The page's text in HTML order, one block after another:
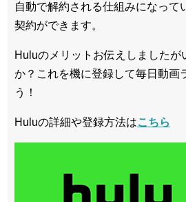
自動で解約される仕組みになって
契約ができます。
Huluのメリットお伝えしましたが
か？これを機に登録して毎日動画
う！
Huluの詳細や登録方法はこちら